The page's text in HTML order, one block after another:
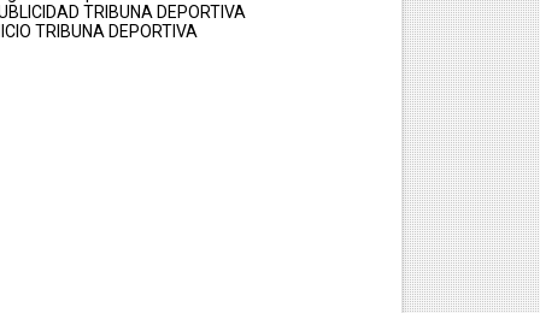
TRIBUNA DEPORTIVA
TRIBUNA DEPORTIVA